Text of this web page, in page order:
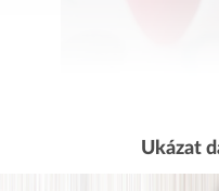
Ukázat